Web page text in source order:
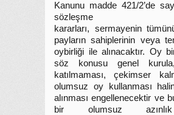
Kanunu madde 421/2’de
sözleşme
kararları, sermayenin
payların sahiplerinin veya
oybirliği ile alınacaktır. Oy
söz konusu genel kurula,
katılmaması, çekimser
olumsuz oy kullanması
alınması engellenecektir ve
bir olumsuz